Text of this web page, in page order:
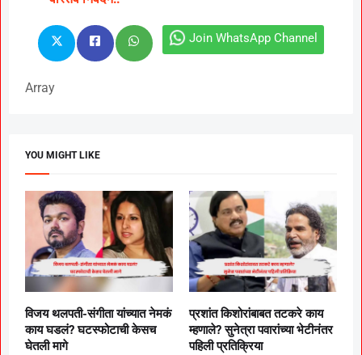
Join WhatsApp Channel
Array
YOU MIGHT LIKE
विजय थलपती-संगीता यांच्यात नेमकं
काय घडलं? घटस्फोटाची केसच
घेतली मागे
प्रशांत किशोरांबाबत तटकरे काय
म्हणाले? सुनेत्रा पवारांच्या भेटीनंतर
पहिली प्रतिक्रिया